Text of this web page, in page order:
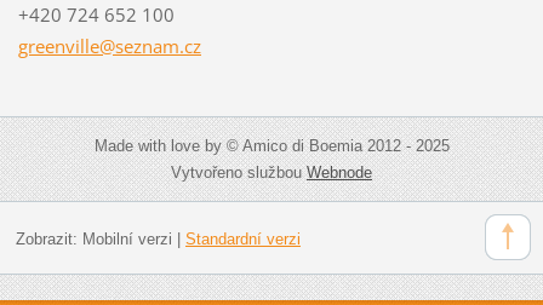
+420 724 652 100
greenville@seznam.cz
Made with love by © Amico di Boemia 2012 - 2025
Vytvořeno službouWebnode
Zobrazit: Mobilní verzi Standardní verzi